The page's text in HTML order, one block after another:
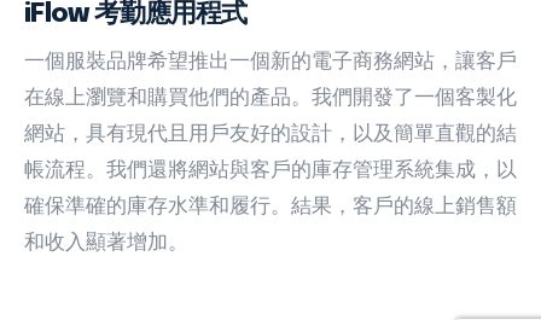
iFlow 考勤應用程式
一個服裝品牌希望推出一個新的電子商務網站，讓客戶
在線上瀏覽和購買他們的產品。我們開發了一個客製化
網站，具有現代且用戶友好的設計，以及簡單直觀的結
帳流程。我們還將網站與客戶的庫存管理系統集成，以
確保準確的庫存水準和履行。結果，客戶的線上銷售額
和收入顯著增加。